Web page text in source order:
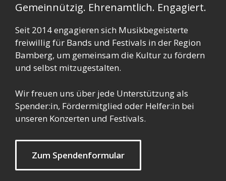
Gemeinnützig. Ehrenamtlich. Engagiert.
Seit 2014 engagieren sich Musikbegeisterte
freiwillig für Bands und Festivals in der Region
Bamberg, um gemeinsam die Kultur zu fördern
und selbst mitzugestalten.
Wir freuen uns über jede Unterstützung als
Spender:in, Fördermitglied oder Helfer:in bei
unseren Konzerten und Festivals.
Zum Spendenformular